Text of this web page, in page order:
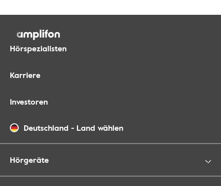
Hörspezialisten
Karriere
Investoren
Deutschland - Land wählen
Hörgeräte